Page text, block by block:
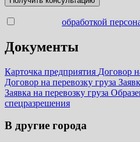
обработкой
Документы
Карточка предприятия Договор
Договор на перевозку груза
Заявка на перевозку груза
спецразрешения
В другие города